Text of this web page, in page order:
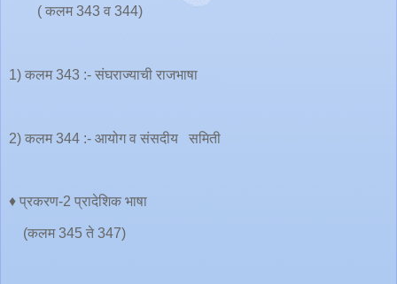
( कलम 343 व 344)
1) कलम 343 :- संघराज्याची राजभाषा
2) कलम 344 :- आयोग व संसदीय समिती
♦️ प्रकरण-2 प्रादेशिक भाषा
(कलम 345 ते 347)